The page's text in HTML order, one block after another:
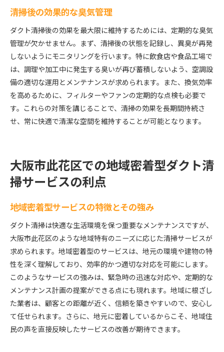
清掃後の効果的な臭気管理
ダクト清掃後の効果を最大限に維持するためには、定期的な臭気
管理が欠かせません。まず、清掃後の状態を記録し、異臭が再発
しないようにモニタリングを行います。特に飲食店や食品工場で
は、調理や加工中に発生する臭いが再び蓄積しないよう、空調設
備の適切な運用とメンテナンスが求められます。また、換気効率
を高めるために、フィルターやファンの定期的な点検も必要で
す。これらの対策を講じることで、清掃の効果を長期間持続さ
せ、常に快適で清潔な空間を維持することが可能となります。
大阪市此花区での地域密着型ダクト清
掃サービスの利点
地域密着型サービスの特徴とその強み
ダクト清掃は快適な生活環境を保つ重要なメンテナンスですが、
大阪市此花区のような地域特有のニーズに応じた清掃サービスが
求められます。地域密着型のサービスは、地元の環境や建物の特
性を深く理解しており、効率的かつ適切な対応を可能にします。
このようなサービスの強みは、緊急時の迅速な対応や、定期的な
メンテナンス計画の提案ができる点にも現れます。地域に根ざし
た業者は、顧客との距離が近く、信頼を築きやすいので、安心し
て任せられます。さらに、地元に密着しているからこそ、地域住
民の声を直接反映したサービスの改善が期待できます。